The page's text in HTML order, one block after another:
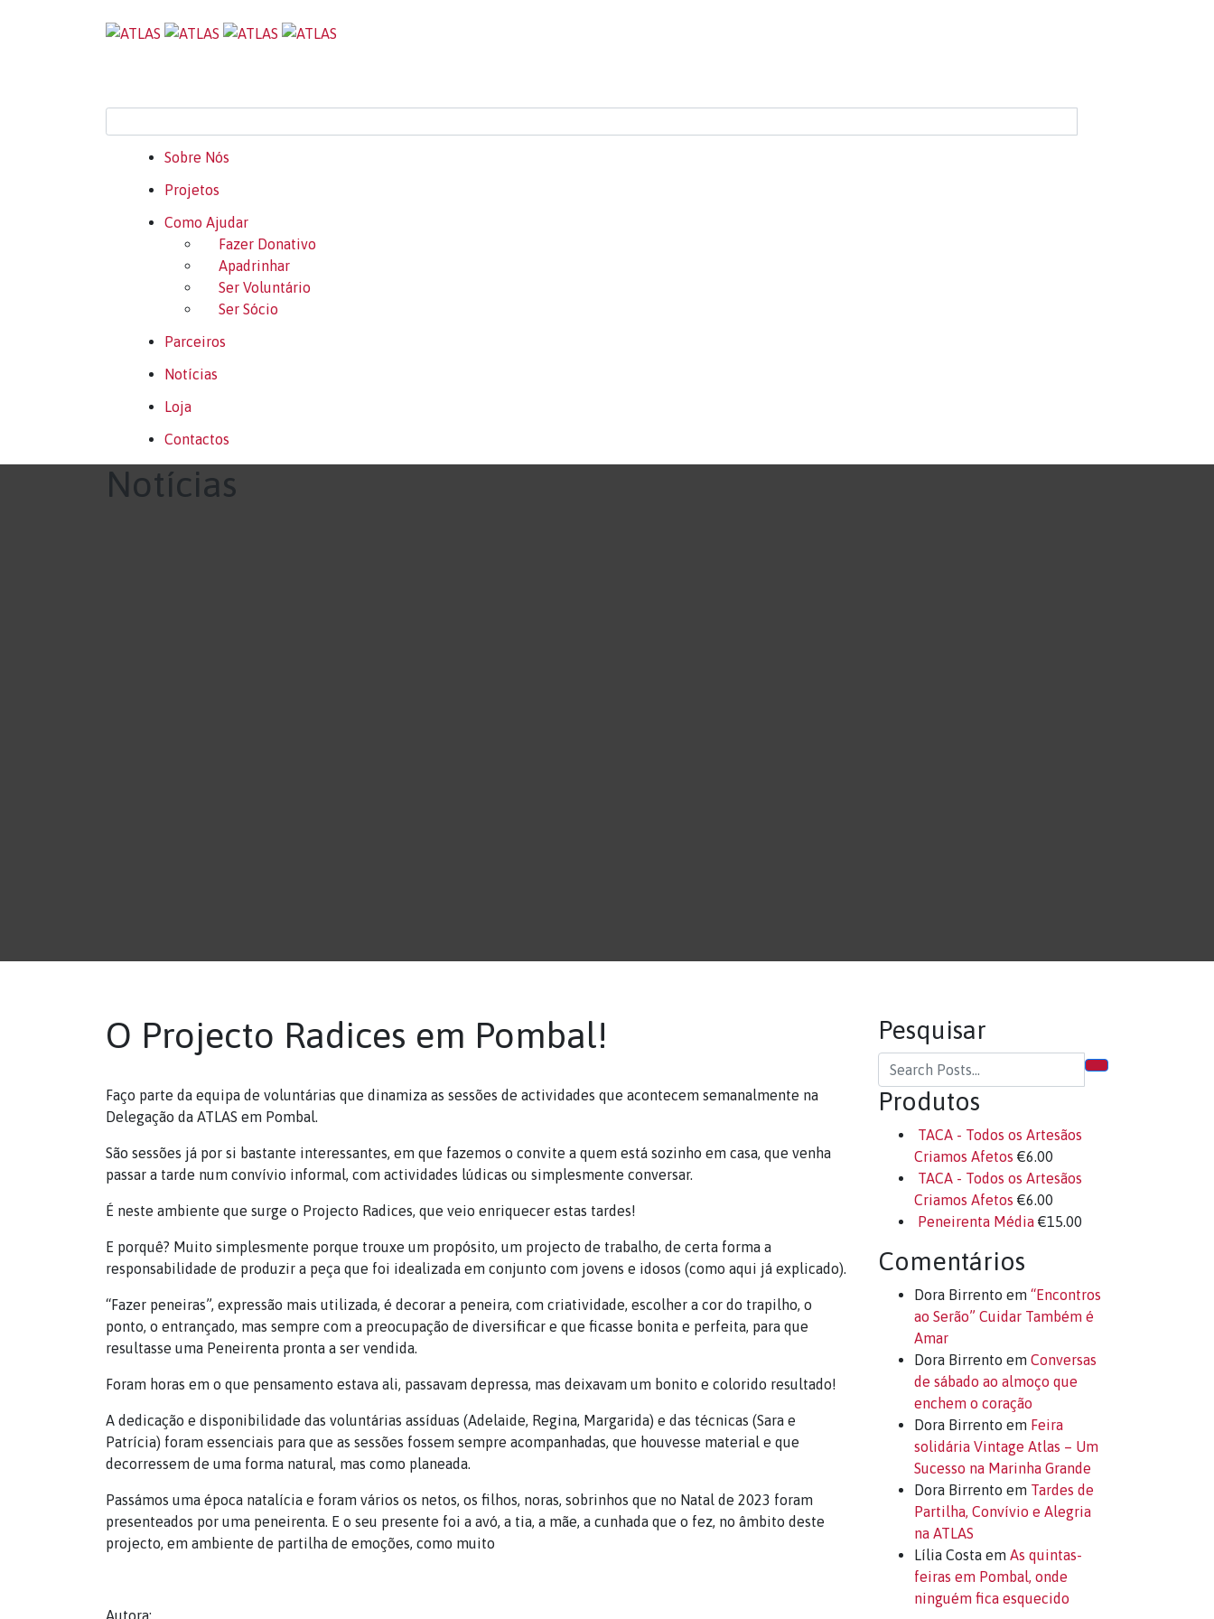
Sobre Nós
Projetos
Como Ajudar
Fazer Donativo
Apadrinhar
Ser Voluntário
Ser Sócio
Parceiros
Notícias
Loja
Contactos
Notícias
O Projecto Radices em Pombal!
Faço parte da equipa de voluntárias que dinamiza as sessões de actividades que acontecem semanalmente na
Delegação da ATLAS em Pombal.
São sessões já por si bastante interessantes, em que fazemos o convite a quem está sozinho em casa, que venha
passar a tarde num convívio informal, com actividades lúdicas ou simplesmente conversar.
É neste ambiente que surge o Projecto Radices, que veio enriquecer estas tardes!
E porquê? Muito simplesmente porque trouxe um propósito, um projecto de trabalho, de certa forma a
responsabilidade de produzir a peça que foi idealizada em conjunto com jovens e idosos (como aqui já explicado).
“Fazer peneiras”, expressão mais utilizada, é decorar a peneira, com criatividade, escolher a cor do trapilho, o
ponto, o entrançado, mas sempre com a preocupação de diversificar e que ficasse bonita e perfeita, para que
resultasse uma Peneirenta pronta a ser vendida.
Foram horas em o que pensamento estava ali, passavam depressa, mas deixavam um bonito e colorido resultado!
A dedicação e disponibilidade das voluntárias assíduas (Adelaide, Regina, Margarida) e das técnicas (Sara e
Patrícia) foram essenciais para que as sessões fossem sempre acompanhadas, que houvesse material e que
decorressem de uma forma natural, mas como planeada.
Passámos uma época natalícia e foram vários os netos, os filhos, noras, sobrinhos que no Natal de 2023 foram
presenteados por uma peneirenta. E o seu presente foi a avó, a tia, a mãe, a cunhada que o fez, no âmbito deste
projecto, em ambiente de partilha de emoções, como muito
Autora:
Pesquisar
Produtos
TACA - Todos os Artesãos
Criamos Afetos €6.00
TACA - Todos os Artesãos
Criamos Afetos €6.00
Peneirenta Média €15.00
Comentários
Dora Birrento em “Encontros
ao Serão” Cuidar Também é
Amar
Dora Birrento em Conversas
de sábado ao almoço que
enchem o coração
Dora Birrento em Feira
solidária Vintage Atlas – Um
Sucesso na Marinha Grande
Dora Birrento em Tardes de
Partilha, Convívio e Alegria
na ATLAS
Lília Costa em As quintas-
feiras em Pombal, onde
ninguém fica esquecido